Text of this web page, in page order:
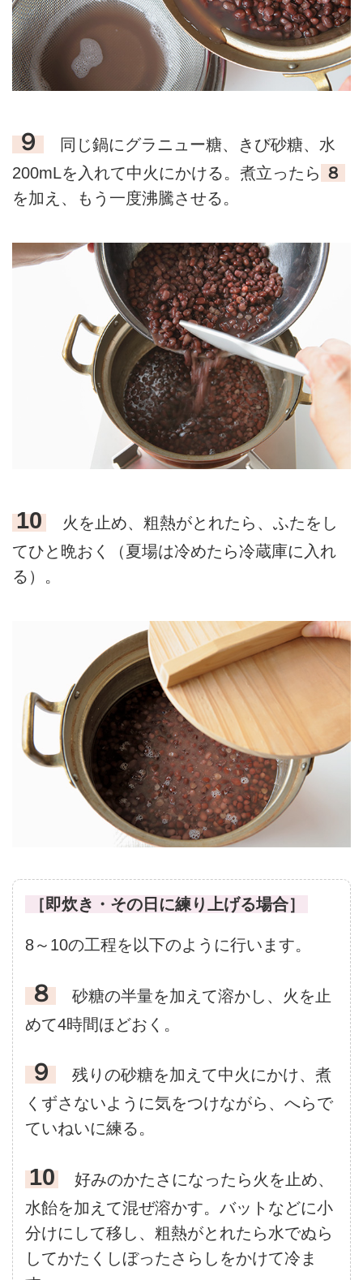
９
同じ鍋にグラニュー糖、きび砂糖、水
200mLを入れて中火にかける。煮立ったら ８
を加え、もう一度沸騰させる。
10
火を止め、粗熱がとれたら、ふたをし
てひと晩おく（夏場は冷めたら冷蔵庫に入れ
る）。
［即炊き・その日に練り上げる場合］
8～10の工程を以下のように行います。
８
砂糖の半量を加えて溶かし、火を止
めて4時間ほどおく。
９
残りの砂糖を加えて中火にかけ、煮
くずさないように気をつけながら、へらで
ていねいに練る。
10
好みのかたさになったら火を止め、
水飴を加えて混ぜ溶かす。バットなどに小
分けにして移し、粗熱がとれたら水でぬら
してかたくしぼったさらしをかけて冷ま